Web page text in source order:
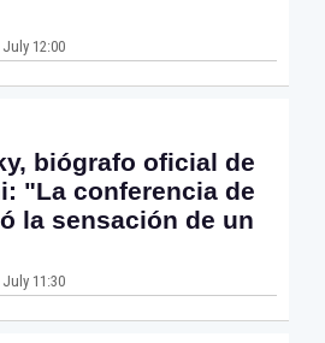
12:00
biógrafo oficial de
"La conferencia de
la sensación de un
11:30